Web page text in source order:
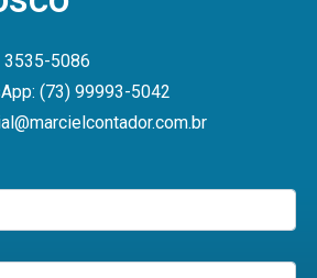
3535-5086
(73) 99993-5042